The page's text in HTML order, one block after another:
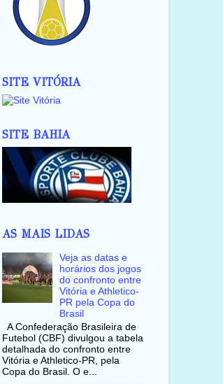
SITE VITÓRIA
SITE BAHIA
AS MAIS LIDAS
Veja as datas e
horários dos jogos
do confronto entre
Vitória e Athletico-
PR pela Copa do
Brasil
A Confederação Brasileira de
Futebol (CBF) divulgou a tabela
detalhada do confronto entre
Vitória e Athletico-PR, pela
Copa do Brasil. O e...